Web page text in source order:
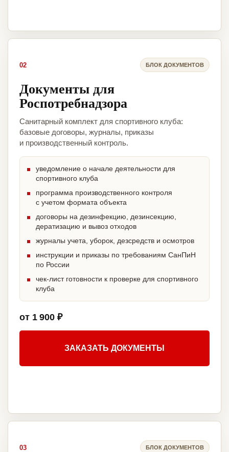
02 БЛОК ДОКУМЕНТОВ
Документы для
Роспотребнадзора
Санитарный комплект для спортивного клуба:
базовые договоры, журналы, приказы
и производственный контроль.
уведомление о начале деятельности для
спортивного клуба
программа производственного контроля
с учетом формата объекта
договоры на дезинфекцию, дезинсекцию,
дератизацию и вывоз отходов
журналы учета, уборок, дезсредств и осмотров
инструкции и приказы по требованиям СанПиН
по России
чек-лист готовности к проверке для спортивного
клуба
от 1 900 ₽
ЗАКАЗАТЬ ДОКУМЕНТЫ
03 БЛОК ДОКУМЕНТОВ